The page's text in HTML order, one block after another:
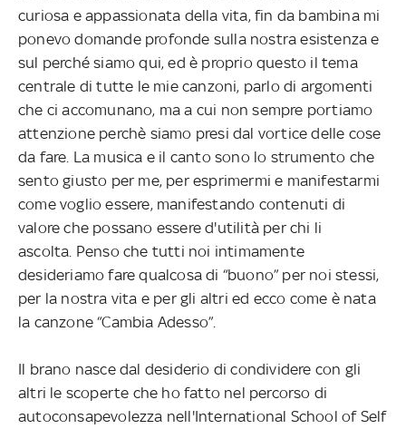
curiosa e appassionata della vita, fin da bambina mi
ponevo domande profonde sulla nostra esistenza e
sul perché siamo qui, ed è proprio questo il tema
centrale di tutte le mie canzoni, parlo di argomenti
che ci accomunano, ma a cui non sempre portiamo
attenzione perchè siamo presi dal vortice delle cose
da fare. La musica e il canto sono lo strumento che
sento giusto per me, per esprimermi e manifestarmi
come voglio essere, manifestando contenuti di
valore che possano essere d'utilità per chi li
ascolta. Penso che tutti noi intimamente
desideriamo fare qualcosa di “buono” per noi stessi,
per la nostra vita e per gli altri ed ecco come è nata
la canzone “Cambia Adesso”.
Il brano nasce dal desiderio di condividere con gli
altri le scoperte che ho fatto nel percorso di
autoconsapevolezza nell'International School of Self